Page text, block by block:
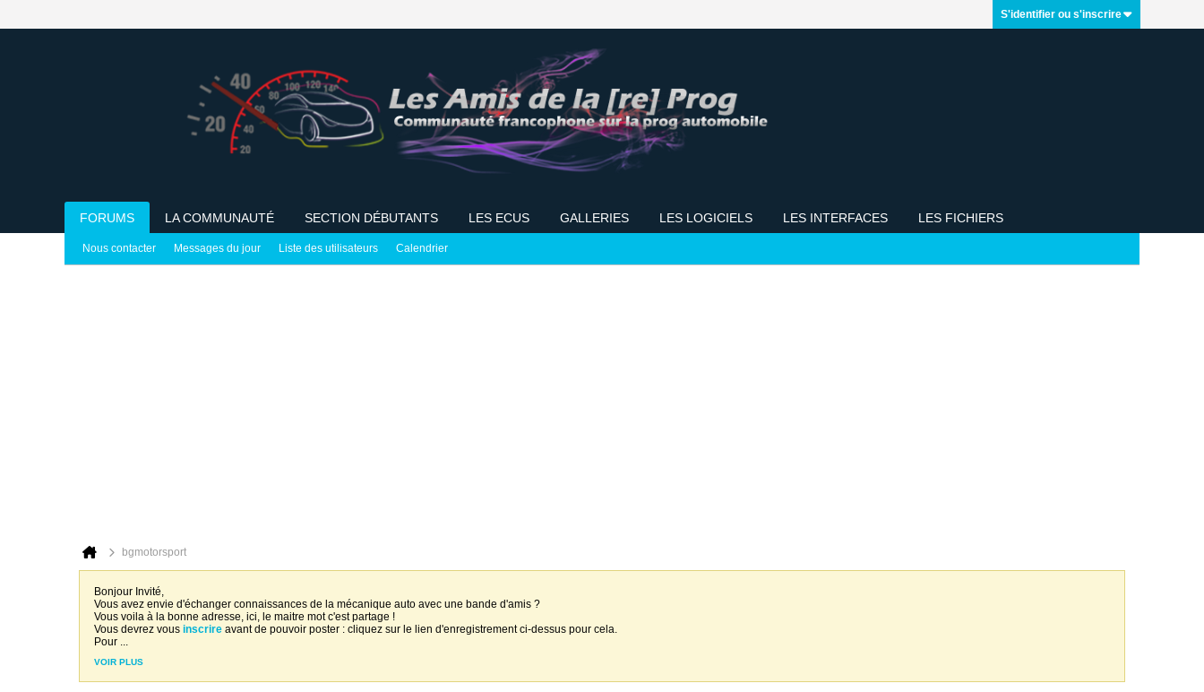
S'identifier ou s'inscrire
FORUMS LA COMMUNAUTÉ SECTION DÉBUTANTS LES ECUS GALLERIES LES LOGICIELS LES INTERFACES LES FICHIERS
Nous contacter Messages du jour Liste des utilisateurs Calendrier
bgmotorsport
Bonjour Invité,
Vous avez envie d'échanger connaissances de la mécanique auto avec une bande d'amis ?
Vous voila à la bonne adresse, ici, le maitre mot c'est partage !
Vous devrez vous inscrire avant de pouvoir poster : cliquez sur le lien d'enregistrement ci-dessus pour cela.
Pour ...
VOIR PLUS